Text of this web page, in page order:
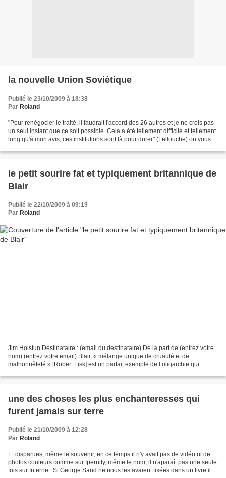
la nouvelle Union Soviétique
Publié le 23/10/2009 à 18:38
Par Roland
"Pour renégocier le traité, il faudrait l'accord des 26 autres et je ne crois pas
un seul instant que ce soit possible. Cela a été tellement difficile et tellement
long qu'à mon avis, ces institutions sont là pour durer" (Lellouche) on vous
le petit sourire fat et typiquement britannique de
Blair
Publié le 22/10/2009 à 09:19
Par Roland
Jim Holstun Destinataire : (email du destinataire) De la part de (entrez votre
nom) (entrez votre email) Blair, « mélange unique de cruauté et de
malhonnêteté » [Robert Fisk] est un parfait exemple de l’oligarchie qui
une des choses les plus enchanteresses qui
furent jamais sur terre
Publié le 21/10/2009 à 12:28
Par Roland
Et disparues, même le souvenir, en ce temps il n'y avait pas de vidéo ni de
photos couleurs comme sur Ipernity, même le nom, il n'aparaît pas une seule
fois sur Internet. Si George Sand ne nous les avaient fixées dans un livre il